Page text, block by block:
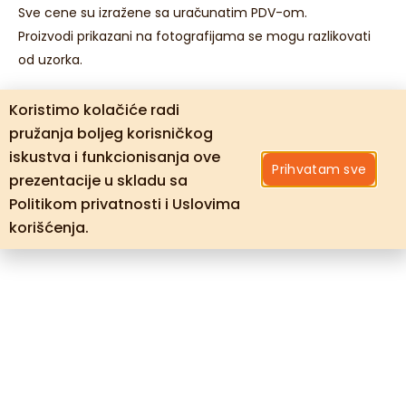
Sve cene su izražene sa uračunatim PDV-om.
Proizvodi prikazani na fotografijama se mogu razlikovati
od uzorka.
Koristimo kolačiće radi
pružanja boljeg korisničkog
iskustva i funkcionisanja ove
prezentacije u skladu sa
Politikom privatnosti i Uslovima
korišćenja.
Prihvatam sve